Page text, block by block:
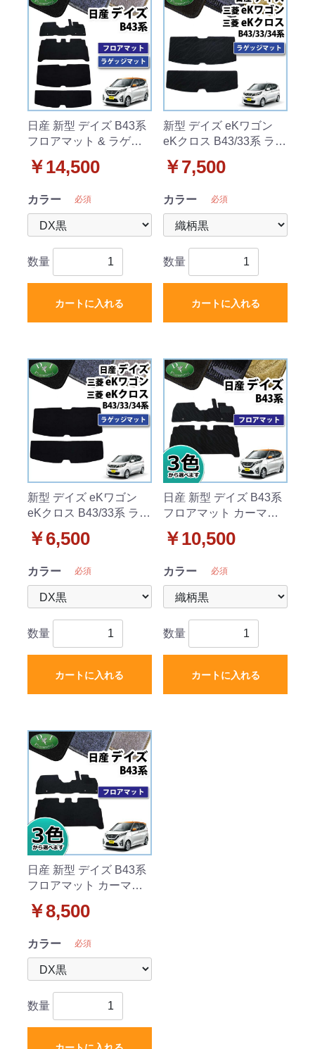
日産 新型 デイズ B43系
フロアマット & ラゲッ
ーズ
￥14,500
カラー 必須
数量
カートに入れる
新型 デイズ eKワゴン
eKクロス B43/33系 ラゲ
ット 織柄シリーズ
￥7,500
カラー 必須
数量
カートに入れる
新型 デイズ eKワゴン
eKクロス B43/33系 ラゲ
ット DXシリーズ
￥6,500
カラー 必須
数量
カートに入れる
日産 新型 デイズ B43系
フロアマット カーマッ
￥10,500
カラー 必須
数量
カートに入れる
日産 新型 デイズ B43系
フロアマット カーマッ
￥8,500
カラー 必須
数量